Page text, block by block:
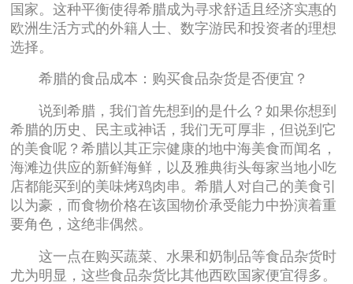
国家。这种平衡使得希腊成为寻求舒适且经济实惠的
欧洲生活方式的外籍人士、数字游民和投资者的理想
选择。
希腊的食品成本：购买食品杂货是否便宜？
说到希腊，我们首先想到的是什么？如果你想到
希腊的历史、民主或神话，我们无可厚非，但说到它
的美食呢？希腊以其正宗健康的地中海美食而闻名，
海滩边供应的新鲜海鲜，以及雅典街头每家当地小吃
店都能买到的美味烤鸡肉串。希腊人对自己的美食引
以为豪，而食物价格在该国物价承受能力中扮演着重
要角色，这绝非偶然。
这一点在购买蔬菜、水果和奶制品等食品杂货时
尤为明显，这些食品杂货比其他西欧国家便宜得多。